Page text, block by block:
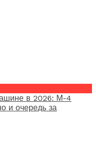
в 2026: М-4
и очередь за